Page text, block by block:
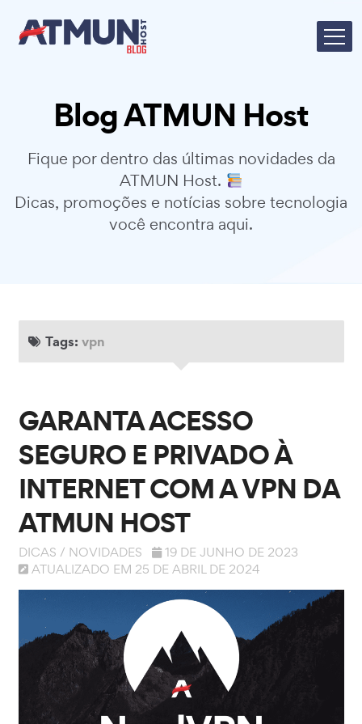
Blog ATMUN Host
Fique por dentro das últimas novidades da
ATMUN Host.
Dicas, promoções e notícias sobre tecnologia
você encontra aqui.
Tags: vpn
GARANTA ACESSO
SEGURO E PRIVADO À
INTERNET COM A VPN DA
ATMUN HOST
DICAS / NOVIDADES
19 DE JUNHO DE 2023
ATUALIZADO EM 25 DE ABRIL DE 2024